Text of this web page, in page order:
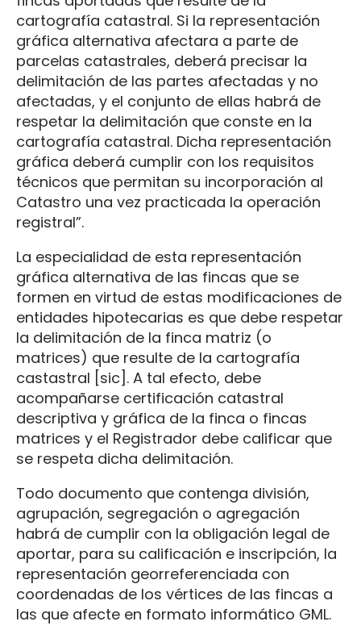
cartografía catastral. Si la representación
gráfica alternativa afectara a parte de
parcelas catastrales, deberá precisar la
delimitación de las partes afectadas y no
afectadas, y el conjunto de ellas habrá de
respetar la delimitación que conste en la
cartografía catastral. Dicha representación
gráfica deberá cumplir con los requisitos
técnicos que permitan su incorporación al
Catastro una vez practicada la operación
registral”.
La especialidad de esta representación
gráfica alternativa de las fincas que se
formen en virtud de estas modificaciones de
entidades hipotecarias es que debe respetar
la delimitación de la finca matriz (o
matrices) que resulte de la cartografía
castastral [sic]. A tal efecto, debe
acompañarse certificación catastral
descriptiva y gráfica de la finca o fincas
matrices y el Registrador debe calificar que
se respeta dicha delimitación.
Todo documento que contenga división,
agrupación, segregación o agregación
habrá de cumplir con la obligación legal de
aportar, para su calificación e inscripción, la
representación georreferenciada con
coordenadas de los vértices de las fincas a
las que afecte en formato informático GML.